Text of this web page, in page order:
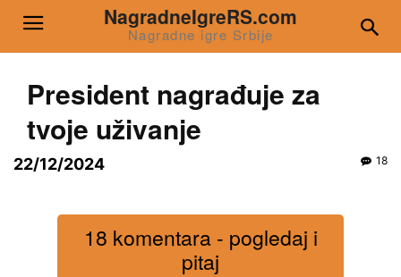
NagradneIgreRS.com
Nagradne igre Srbije
President nagrađuje za
tvoje uživanje
22/12/2024 18
18 komentara - pogledaj i
pitaj